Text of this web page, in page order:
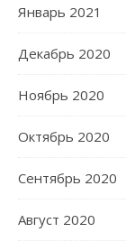
Январь 2021
Декабрь 2020
Ноябрь 2020
Октябрь 2020
Сентябрь 2020
Август 2020